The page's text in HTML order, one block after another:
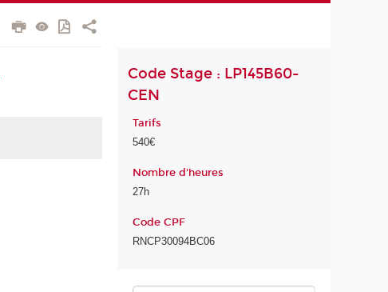
Code Stage : LP145B60-
CEN
Tarifs
540€
Nombre d'heures
27h
Code CPF
RNCP30094BC06